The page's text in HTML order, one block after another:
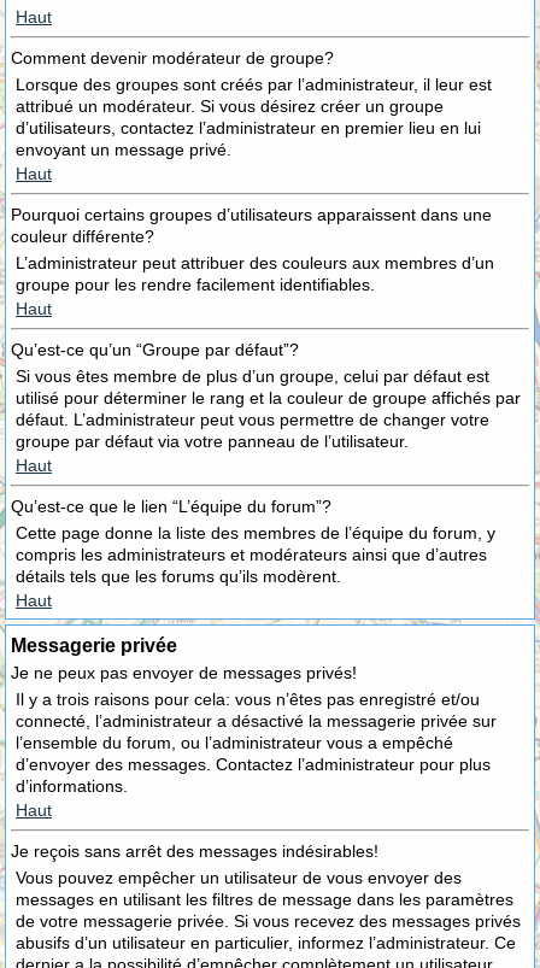
Haut
Comment devenir modérateur de groupe?
Lorsque des groupes sont créés par l’administrateur, il leur est
attribué un modérateur. Si vous désirez créer un groupe
d’utilisateurs, contactez l’administrateur en premier lieu en lui
envoyant un message privé.
Haut
Pourquoi certains groupes d’utilisateurs apparaissent dans une
couleur différente?
L’administrateur peut attribuer des couleurs aux membres d’un
groupe pour les rendre facilement identifiables.
Haut
Qu’est-ce qu’un “Groupe par défaut”?
Si vous êtes membre de plus d’un groupe, celui par défaut est
utilisé pour déterminer le rang et la couleur de groupe affichés par
défaut. L’administrateur peut vous permettre de changer votre
groupe par défaut via votre panneau de l’utilisateur.
Haut
Qu’est-ce que le lien “L’équipe du forum”?
Cette page donne la liste des membres de l’équipe du forum, y
compris les administrateurs et modérateurs ainsi que d’autres
détails tels que les forums qu’ils modèrent.
Haut
Messagerie privée
Je ne peux pas envoyer de messages privés!
Il y a trois raisons pour cela: vous n’êtes pas enregistré et/ou
connecté, l’administrateur a désactivé la messagerie privée sur
l’ensemble du forum, ou l’administrateur vous a empêché
d’envoyer des messages. Contactez l’administrateur pour plus
d’informations.
Haut
Je reçois sans arrêt des messages indésirables!
Vous pouvez empêcher un utilisateur de vous envoyer des
messages en utilisant les filtres de message dans les paramètres
de votre messagerie privée. Si vous recevez des messages privés
abusifs d’un utilisateur en particulier, informez l’administrateur. Ce